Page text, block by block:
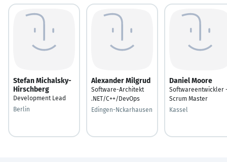
Stefan Michalsky-
Hirschberg
Development Lead
Berlin
Alexander Milgrud
Software-Architekt
.NET/C++/DevOps
Edingen-Nckarhausen
Daniel Moore
Softwareentwickler
Scrum Master
Kassel